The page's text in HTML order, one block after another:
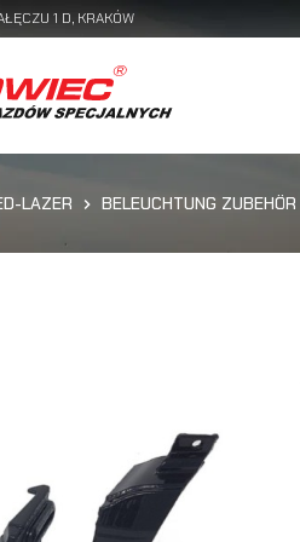
1 D, KRAKÓW
LAZER BELEUCHTUNG ZUBEHÖR